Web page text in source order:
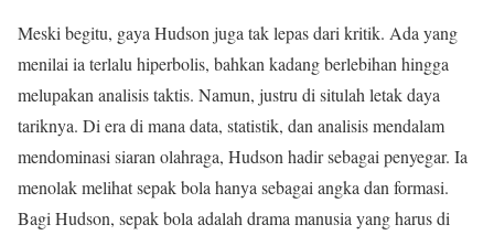
Meski begitu, gaya Hudson juga tak lepas dari kritik. Ada yang
menilai ia terlalu hiperbolis, bahkan kadang berlebihan hingga
melupakan analisis taktis. Namun, justru di situlah letak daya
tariknya. Di era di mana data, statistik, dan analisis mendalam
mendominasi siaran olahraga, Hudson hadir sebagai penyegar. Ia
menolak melihat sepak bola hanya sebagai angka dan formasi.
Bagi Hudson, sepak bola adalah drama manusia yang harus di